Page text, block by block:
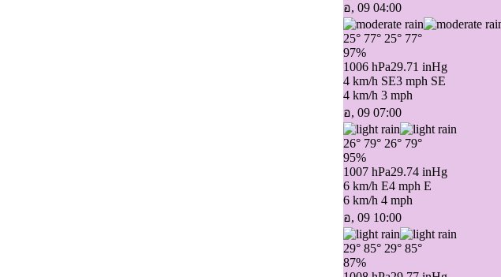
อ, 09 04:00
25° 77° 25° 77°
97%
1006 hPa29.71 inHg
4 km/h SE3 mph SE
4 km/h 3 mph
อ, 09 07:00
26° 79° 26° 79°
95%
1007 hPa29.74 inHg
6 km/h E4 mph E
6 km/h 4 mph
อ, 09 10:00
29° 85° 29° 85°
87%